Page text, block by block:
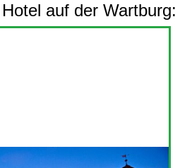
auf der Wartburg: